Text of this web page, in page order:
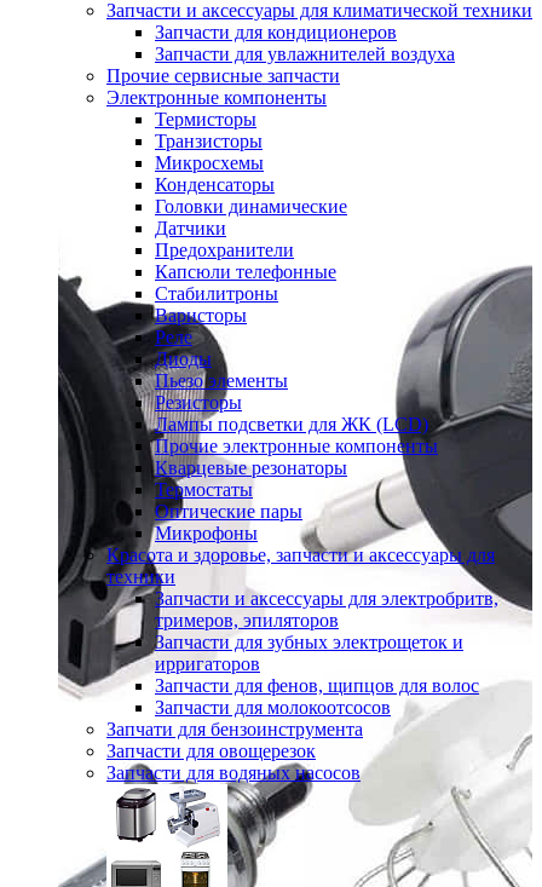
Запчасти и аксессуары для климатической техники
Запчасти для кондиционеров
Запчасти для увлажнителей воздуха
Прочие сервисные запчасти
Электронные компоненты
Термисторы
Транзисторы
Микросхемы
Конденсаторы
Головки динамические
Датчики
Предохранители
Капсюли телефонные
Стабилитроны
Варисторы
Реле
Диоды
Пьезо элементы
Резисторы
Лампы подсветки для ЖК (LCD)
Прочие электронные компоненты
Кварцевые резонаторы
Термостаты
Оптические пары
Микрофоны
Красота и здоровье, запчасти и аксессуары для
техники
Запчасти и аксессуары для электробритв,
тримеров, эпиляторов
Запчасти для зубных электрощеток и
ирригаторов
Запчасти для фенов, щипцов для волос
Запчасти для молокоотсосов
Запчати для бензоинструмента
Запчасти для овощерезок
Запчасти для водяных насосов